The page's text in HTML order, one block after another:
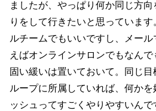
ましたが、やっぱり何か同じ方
りをして行きたいと思っていま
ルチームでもいいですし、メー
えばオンラインサロンでもなんで
固い緩いは置いておいて。同じ
ループに所属していれば、何か
ッシュってすごくやりやすいんで